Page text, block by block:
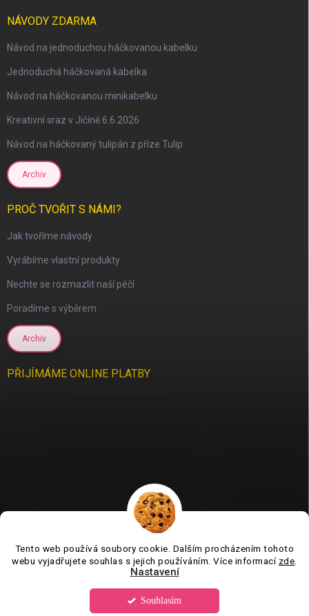
Tento web používá soubory cookie. Dalším procházením tohoto
webu vyjadřujete souhlas s jejich používáním. Více informací zde
Nastavení
Souhlasím
NÁVODY ZDARMA
Návod na jednoduchou háčkovanou kabelku
Jednoduchá háčkovaná kabelka
Návod na háčkovanou minikabelku
Kreativní sraz v Jičíně 6.6.2026
Návod na háčkovaný tulipán z příze Tulip
Archiv
PROČ TVOŘIT S NÁMI?
Jak tvoříme návody
Vyrábíme vlastní produkty
Nechte se rozmazlit naší péčí
Poradíme s výběrem
Archiv
PŘIJÍMÁME ONLINE PLATBY
Jsme tu pro vás už 11 let❤️
Tvorboshop.cz. Všechna práva vyhrazena.
nastavení cookies